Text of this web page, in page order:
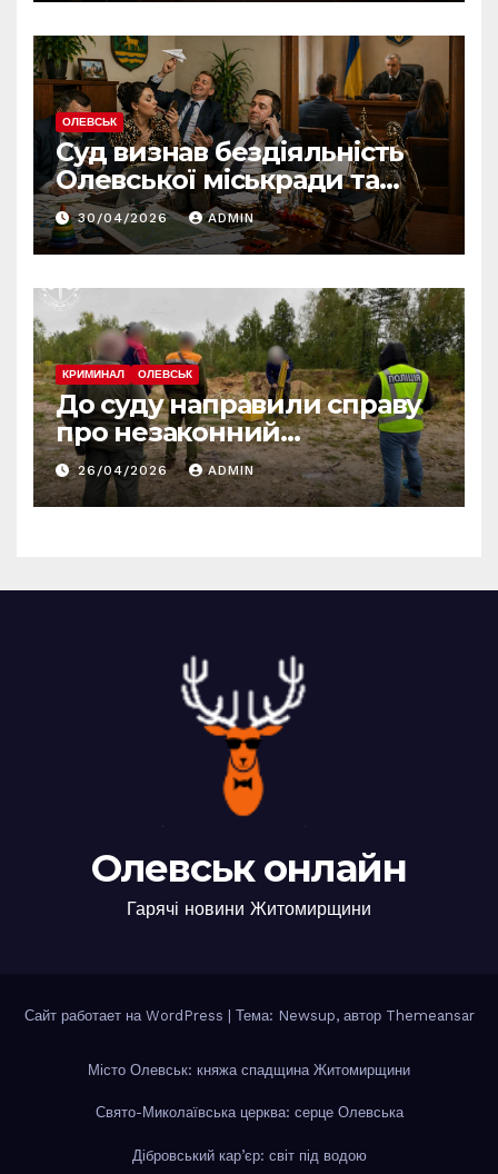
ОЛЕВСЬК
Суд визнав бездіяльність
Олевської міськради та
зобов’язав усунути
порушення
30/04/2026 ADMIN
КРИМИНАЛ ОЛЕВСЬК
До суду направили справу
про незаконний
промисловий видобуток
пісковику на Олевщині
26/04/2026 ADMIN
Олевськ онлайн
Гарячі новини Житомирщини
Сайт работает на WordPress Тема: Newsup, автор Themeansar
Місто Олевськ: княжа спадщина Житомирщини
Свято-Миколаївська церква: серце Олевська
Дібровський кар’єр: світ під водою